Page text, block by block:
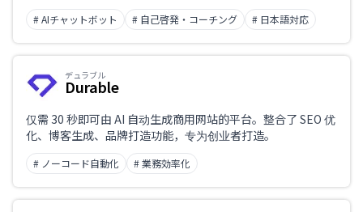
# AIチャットボット # 自己啓発・コーチング # 日本語対応
デュラブル
Durable
仅需 30 秒即可由 AI 自动生成商用网站的平台。整合了 SEO 优
化、博客生成、品牌打造功能，专为创业者打造。
# ノーコード自動化 # 業務効率化